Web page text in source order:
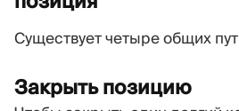
Существует четыре общих
Закрыть позицию